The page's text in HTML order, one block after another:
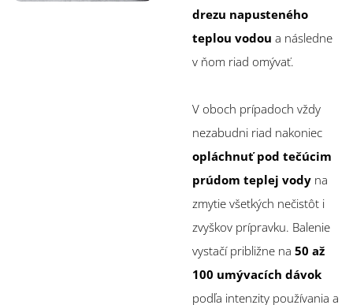
drezu napusteného
teplou vodou a následne
v ňom riad omývať.
V oboch prípadoch vždy
nezabudni riad nakoniec
opláchnuť pod tečúcim
prúdom teplej vody na
zmytie všetkých nečistôt i
zvyškov prípravku. Balenie
vystačí približne na 50 až
100 umývacích dávok
podľa intenzity používania a